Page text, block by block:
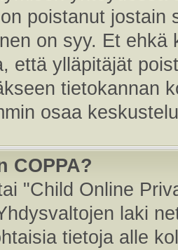
poistanut jostain
on syy. Et
että ylläpitäjät
tietokannan
osaa
COPPA?
"Child Online
laki
tietoja alle